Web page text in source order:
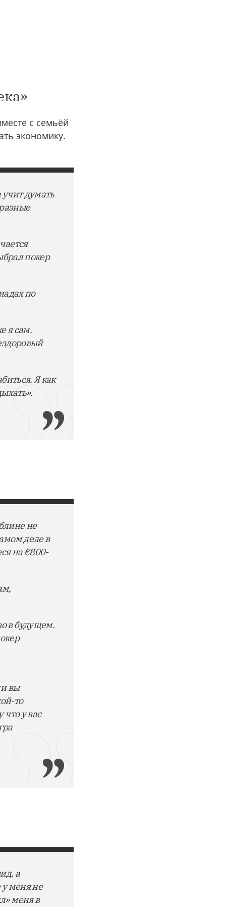
с семьёй
экономику.
думать
покер
по
я сам.
Я как
не
деле в
на €800-
в будущем.
вы
то
у вас
а
меня не
меня в